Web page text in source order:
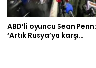
ABD’li oyuncu Sean Penn:
‘Artık Rusya’ya karşı…